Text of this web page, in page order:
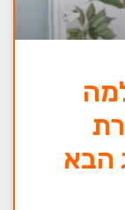
הבא